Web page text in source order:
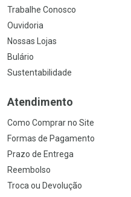
Trabalhe Conosco
Ouvidoria
Nossas Lojas
Bulário
Sustentabilidade
Atendimento
Como Comprar no Site
Formas de Pagamento
Prazo de Entrega
Reembolso
Troca ou Devolução